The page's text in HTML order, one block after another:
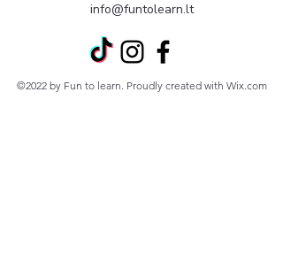
info@funtolearn.lt
©2022 by Fun to learn. Proudly created with Wix.com